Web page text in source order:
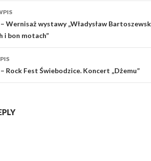
– Wernisaż wystawy „Władysław
i bon motach”
– Rock Fest Świebodzice. Koncert „Dżemu”